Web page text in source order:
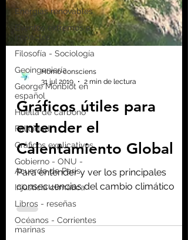
Energías renovables
Eventos extremos e
impactos
Filosofía - Sociología
Geoingeniería
George Monbiot en
español
Huella de carbono
Felicidad
Gráficos explicativos
Gobierno - ONU -
Acuerdo de Paris
Injusticia climática
Libros - reseñas
Océanos - Corrientes
marinas
Homo consciens
31 jul 2019
2 min de lectura
Gráficos útiles para
entender el
Calentamiento Global